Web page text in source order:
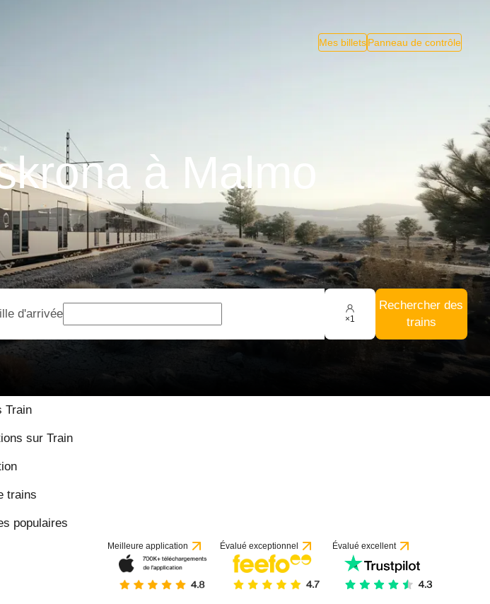
Mes billetsPanneau de contrôle
à Malmo
d'arrivée ×1
Rechercher des
trains
Train
sur Train
trains
populaires
Meilleure application Évalué exceptionnel Évalué excellent